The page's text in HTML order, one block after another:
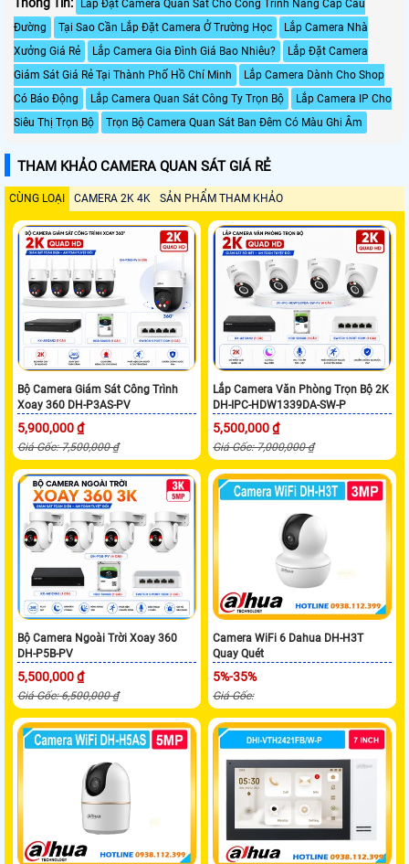
Lắp Đặt Camera Quan Sát Cho Công Trình Nâng Cấp Cầu
Đường
Tại Sao Cần Lắp Đặt Camera Ở Trường Học
Lắp Camera Nhà
Xưởng Giá Rẻ
Lắp Camera Gia Đình Giá Bao Nhiêu?
Lắp Đặt Camera
Giám Sát Giá Rẻ Tại Thành Phố Hồ Chí Minh
Lắp Camera Dành Cho Shop
Có Báo Động
Lắp Camera Quan Sát Công Ty Trọn Bộ
Lắp Camera IP Cho
Siêu Thị Trọn Bộ
Trọn Bộ Camera Quan Sát Ban Đêm Có Màu Ghi Âm
THAM KHẢO CAMERA QUAN SÁT GIÁ RẺ
CÙNG LOẠI CAMERA 2K 4K SẢN PHẨM THAM KHẢO
Bộ Camera Giám Sát Công Trình
Xoay 360 DH-P3AS-PV
5,900,000 ₫
Giá Gốc: 7,500,000 ₫
Lắp Camera Văn Phòng Trọn Bộ 2K
DH-IPC-HDW1339DA-SW-P
5,500,000 ₫
Giá Gốc: 7,000,000 ₫
Bộ Camera Ngoài Trời Xoay 360
DH-P5B-PV
5,500,000 ₫
Giá Gốc: 6,500,000 ₫
Camera WiFi 6 Dahua DH-H3T
Quay Quét
5%-35%
Giá Gốc: